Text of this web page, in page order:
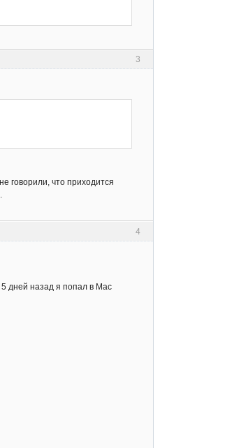
3
говорили, что приходится
4
дней назад я попал в Mac